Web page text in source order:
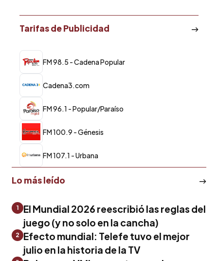
Tarifas de Publicidad
FM 98.5 - Cadena Popular
Cadena3.com
FM 96.1 - Popular/Paraíso
FM 100.9 - Génesis
FM 107.1 - Urbana
Lo más leído
1
El Mundial 2026 reescribió las reglas del
juego (y no solo en la cancha)
2
Efecto mundial: Telefe tuvo el mejor
julio en la historia de la TV